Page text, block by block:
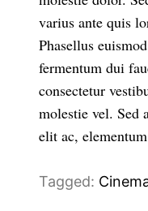
varius ante quis
Phasellus
fermentum dui
consectetur
molestie vel. Sed
elit ac,
Tagged: